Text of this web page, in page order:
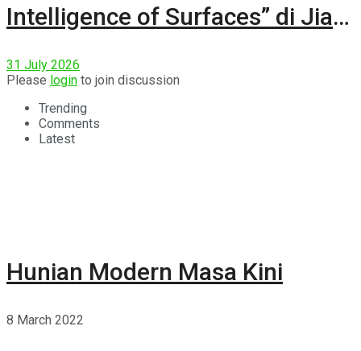
Intelligence of Surfaces” di Jia
31 July 2026
Please login to join discussion
Trending
Comments
Latest
Hunian Modern Masa Kini
8 March 2022